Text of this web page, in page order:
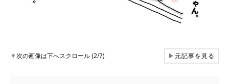
▼次の画像は下へスクロール (2/7) ▶元記事を見る